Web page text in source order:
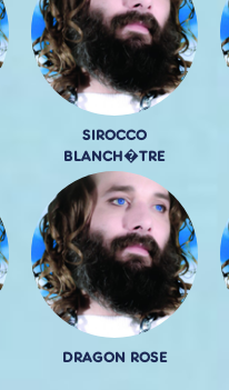
SIROCCO
BLANCH�TRE
DRAGON ROSE